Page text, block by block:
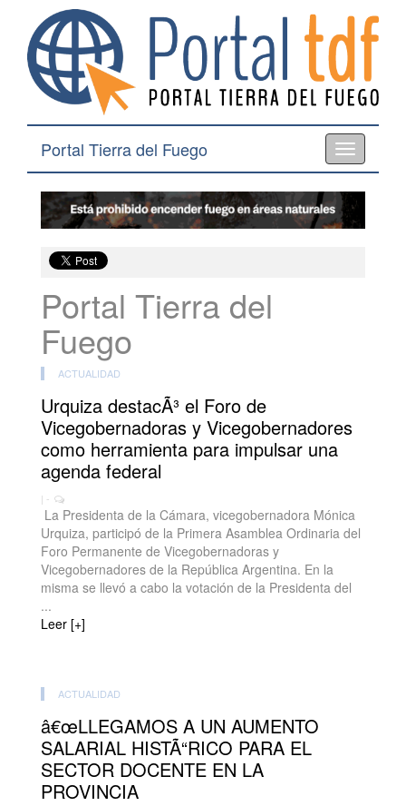
Toggle
navigation
Portal Tierra del Fuego
Portal Tierra del
Fuego
ACTUALIDAD
Urquiza destacÃ³ el Foro de
Vicegobernadoras y Vicegobernadores
como herramienta para impulsar una
agenda federal
| -
La Presidenta de la Cámara, vicegobernadora Mónica
Urquiza, participó de la Primera Asamblea Ordinaria del
Foro Permanente de Vicegobernadoras y
Vicegobernadores de la República Argentina. En la
misma se llevó a cabo la votación de la Presidenta del
...
Leer [+]
ACTUALIDAD
â€œLLEGAMOS A UN AUMENTO
SALARIAL HISTÃ“RICO PARA EL
SECTOR DOCENTE EN LA
PROVINCIA